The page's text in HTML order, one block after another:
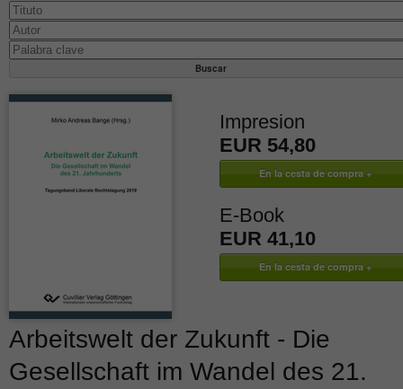
Impresion
EUR 54,80
E-Book
EUR 41,10
Arbeitswelt der Zukunft - Die
Gesellschaft im Wandel des 21.